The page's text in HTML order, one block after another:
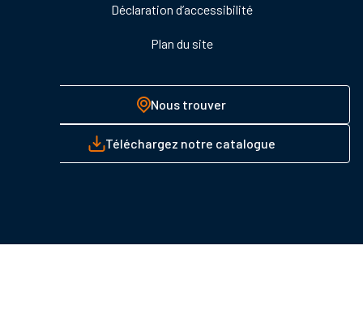
Déclaration d’accessibilité
Plan du site
Nous trouver
Téléchargez notre catalogue